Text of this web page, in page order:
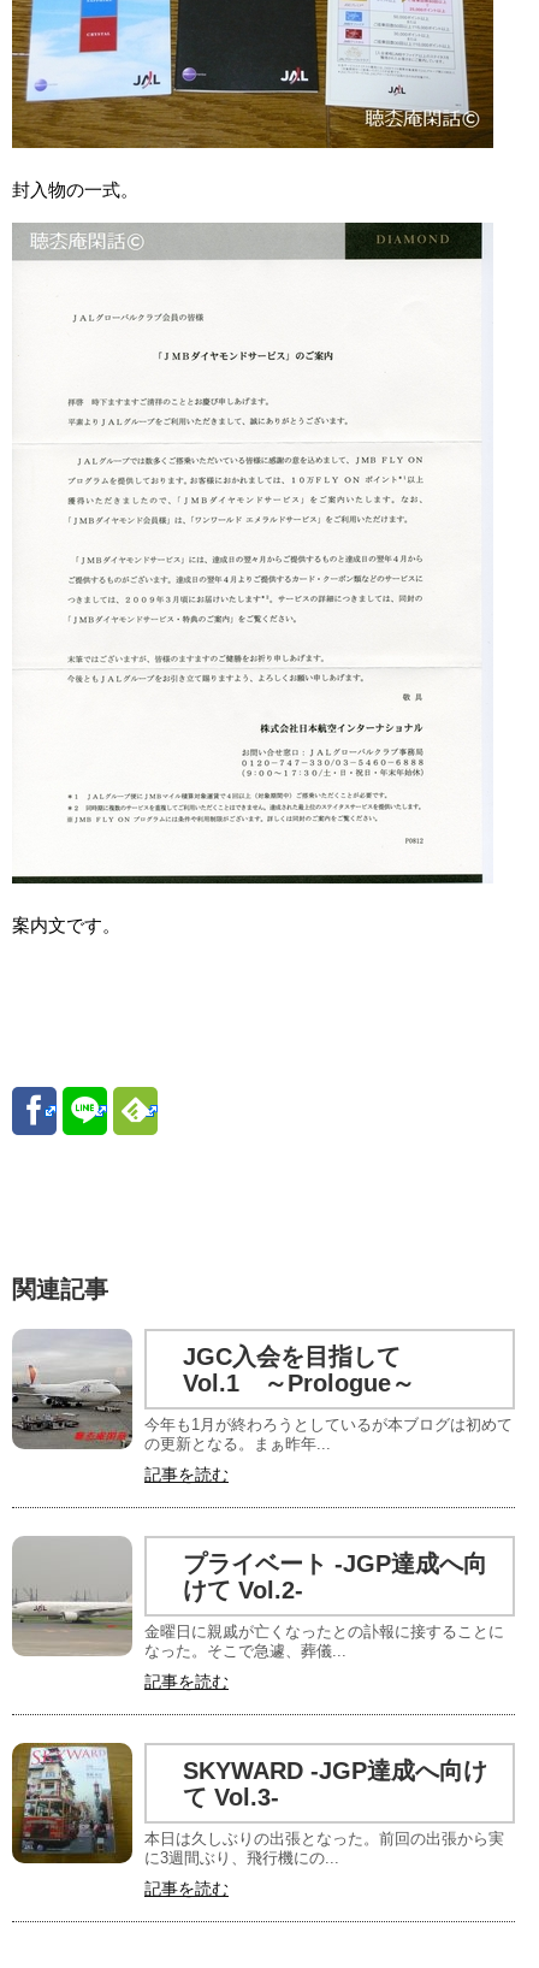
封入物の一式。
案内文です。
関連記事
JGC入会を目指して
Vol.1 ～Prologue～
今年も1月が終わろうとしているが本ブログは初めて
の更新となる。まぁ昨年...
記事を読む
プライベート -JGP達成へ向
けて Vol.2-
金曜日に親戚が亡くなったとの訃報に接することに
なった。そこで急遽、葬儀...
記事を読む
SKYWARD -JGP達成へ向け
て Vol.3-
本日は久しぶりの出張となった。前回の出張から実
に3週間ぶり、飛行機にの...
記事を読む